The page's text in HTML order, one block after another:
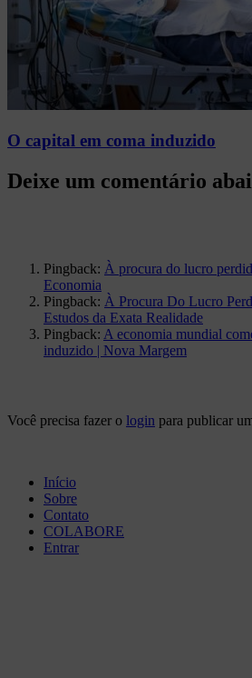
O capital em coma induzido
Pingback: À procura do lucro
Economia
Pingback: À Procura Do Lucro
Estudos da Exata Realidade
Pingback: A economia mundial
induzido | Nova Margem
Você precisa fazer o login para publicar
Início
Sobre
Contato
COLABORE
Entrar